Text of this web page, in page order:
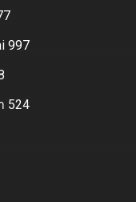
997
524